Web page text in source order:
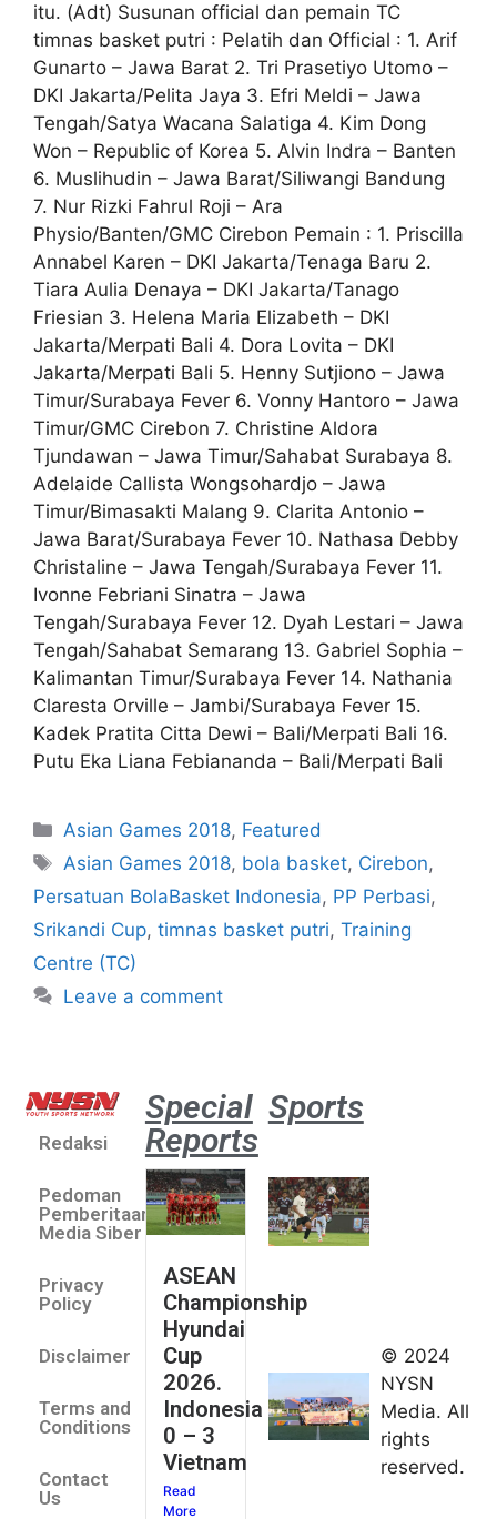
itu. (Adt) Susunan official dan pemain TC
timnas basket putri : Pelatih dan Official : 1. Arif
Gunarto – Jawa Barat 2. Tri Prasetiyo Utomo –
DKI Jakarta/Pelita Jaya 3. Efri Meldi – Jawa
Tengah/Satya Wacana Salatiga 4. Kim Dong
Won – Republic of Korea 5. Alvin Indra – Banten
6. Muslihudin – Jawa Barat/Siliwangi Bandung
7. Nur Rizki Fahrul Roji – Ara
Physio/Banten/GMC Cirebon Pemain : 1. Priscilla
Annabel Karen – DKI Jakarta/Tenaga Baru 2.
Tiara Aulia Denaya – DKI Jakarta/Tanago
Friesian 3. Helena Maria Elizabeth – DKI
Jakarta/Merpati Bali 4. Dora Lovita – DKI
Jakarta/Merpati Bali 5. Henny Sutjiono – Jawa
Timur/Surabaya Fever 6. Vonny Hantoro – Jawa
Timur/GMC Cirebon 7. Christine Aldora
Tjundawan – Jawa Timur/Sahabat Surabaya 8.
Adelaide Callista Wongsohardjo – Jawa
Timur/Bimasakti Malang 9. Clarita Antonio –
Jawa Barat/Surabaya Fever 10. Nathasa Debby
Christaline – Jawa Tengah/Surabaya Fever 11.
Ivonne Febriani Sinatra – Jawa
Tengah/Surabaya Fever 12. Dyah Lestari – Jawa
Tengah/Sahabat Semarang 13. Gabriel Sophia –
Kalimantan Timur/Surabaya Fever 14. Nathania
Claresta Orville – Jambi/Surabaya Fever 15.
Kadek Pratita Citta Dewi – Bali/Merpati Bali 16.
Putu Eka Liana Febiananda – Bali/Merpati Bali
Asian Games 2018, Featured
Asian Games 2018, bola basket, Cirebon,
Persatuan BolaBasket Indonesia, PP Perbasi,
Srikandi Cup, timnas basket putri, Training
Centre (TC)
Leave a comment
Redaksi
Pedoman
Pemberitaan
Media Siber
Privacy
Policy
Disclaimer
Terms and
Conditions
Contact
Us
Special
Reports
ASEAN
Championship
Hyundai
Cup
2026.
Indonesia
0 – 3
Vietnam
Read
More
Sports
umum
Kejurnas
Panahan
Junior di
Kudus
© 2024
NYSN
Media. All
rights
reserved.